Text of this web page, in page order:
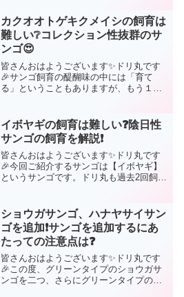
日、たった１日で捨てなければいけなく
なった理由が「ブラウンジ...
カクオオトゲキクメイシの飼育は
難しい❔コレクション性抜群のサ
ンゴ😍
皆さんおはようございます✨ドリ丸です
🎉サンゴ飼育の醍醐味の中には「育て
る」ということもありますが、もう１つ
中のアクアリストの中には、ただ１つの
種類だけを集め水槽を彩られ...
イボヤギの飼育は難しい❓陰日性
サンゴの飼育を解説❗
皆さんおはようございます✨ドリ丸です
🎉今回ご紹介するサンゴは【イボヤギ】
というサンゴです。ドリ丸も過去2回飼育
育が難しいかと聞かれたら、即答で答え
ますよ「とてもとても...
ショウガサンゴ、ハナヤサイサン
ゴを追加❗サンゴを追加するにあ
たっての注意点は❓
皆さんおはようございます✨ドリ丸です
🎉この度、グリーンタイプのショウガサ
ンゴを二つ、さらにグリーンタイプのハ